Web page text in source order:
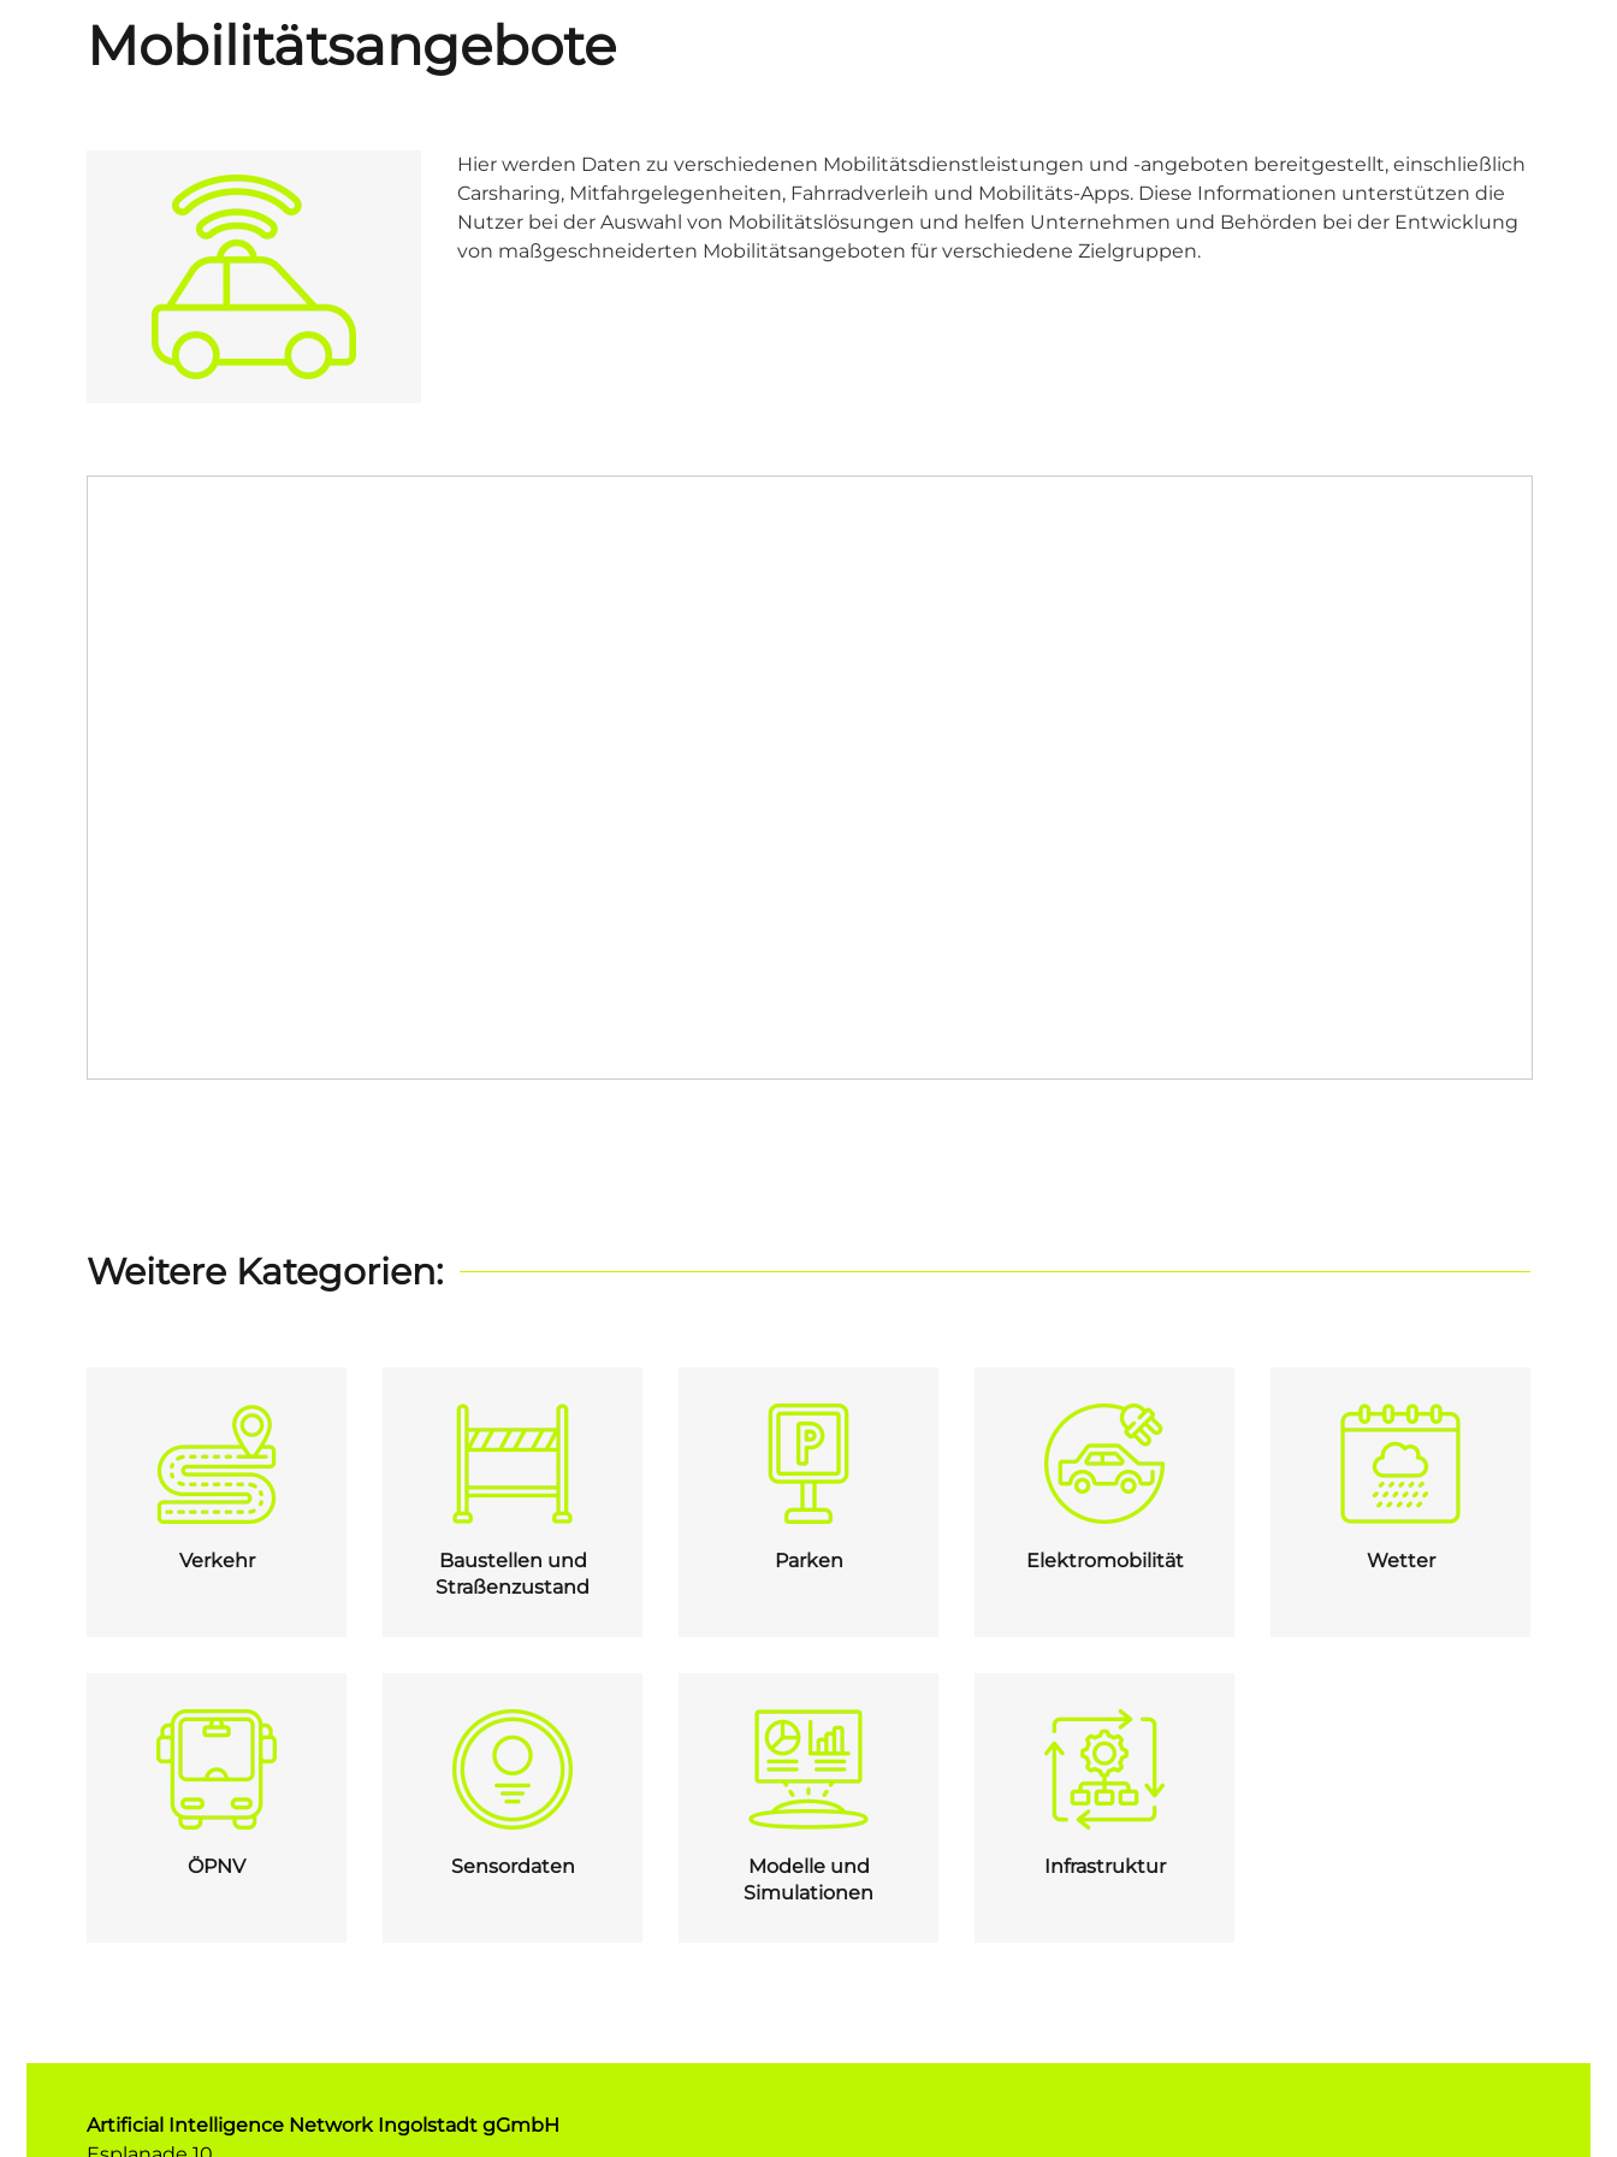
Mobilitätsangebote
Hier werden Daten zu verschiedenen Mobilitätsdienstleistungen und -angeboten bereitgestellt, einschließlich
Carsharing, Mitfahrgelegenheiten, Fahrradverleih und Mobilitäts-Apps. Diese Informationen unterstützen die
Nutzer bei der Auswahl von Mobilitätslösungen und helfen Unternehmen und Behörden bei der Entwicklung
von maßgeschneiderten Mobilitätsangeboten für verschiedene Zielgruppen.
Weitere Kategorien:
Verkehr
Baustellen und
Straßenzustand
Parken Elektromobilität Wetter
ÖPNV Sensordaten
Modelle und
Simulationen
Infrastruktur
Artificial Intelligence Network Ingolstadt gGmbH